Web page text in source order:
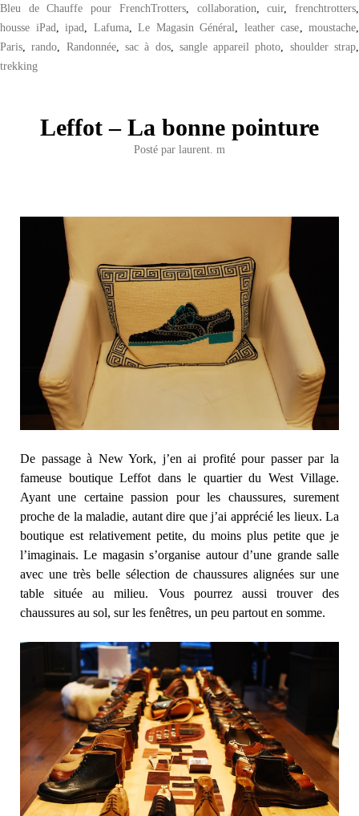
Bleu de Chauffe pour FrenchTrotters, collaboration ,cuir,frenchtrotters
housse iPad ,ipad Lafuma,Le Magasin Général leather case ,moustache
Paris ,rando Randonnée, sac à dos, sangle appareil photo shoulder strap
trekking
Leffot – La bonne pointure
Posté par laurent. m
De passage à New York, j’en ai profité pour passer par la
fameuse boutique Leffot dans le quartier du West Village.
Ayant une certaine passion pour les chaussures, surement
proche de la maladie, autant dire que j’ai apprécié les lieux. La
boutique est relativement petite, du moins plus petite que je
l’imaginais. Le magasin s’organise autour d’une grande salle
avec une très belle sélection de chaussures alignées sur une
table située au milieu. Vous pourrez aussi trouver des
chaussures au sol, sur les fenêtres, un peu partout en somme.